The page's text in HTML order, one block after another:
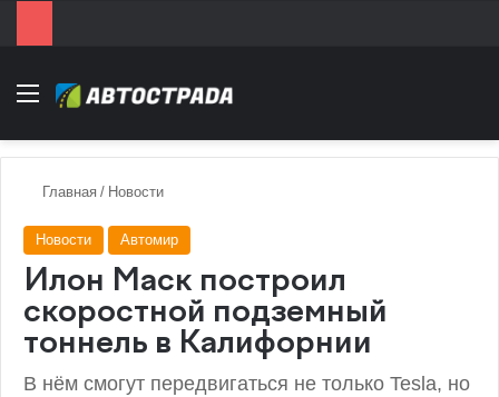
Menu
Главная / Новости
Новости Автомир
Илон Маск построил
скоростной подземный
тоннель в Калифорнии
В нём смогут передвигаться не только Tesla, но